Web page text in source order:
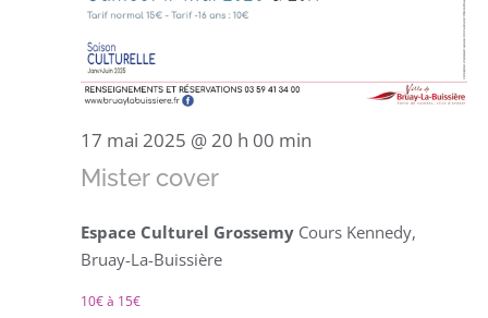
17 mai 2025 @ 20 h 00 min
Mister cover
Espace Culturel Grossemy Cours Kennedy,
Bruay-La-Buissière
10€ à 15€